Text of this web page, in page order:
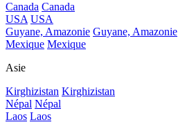
Canada Canada
USA USA
Guyane, Amazonie Guyane, Amazonie
Mexique Mexique
Asie
Kirghizistan Kirghizistan
Népal Népal
Laos Laos